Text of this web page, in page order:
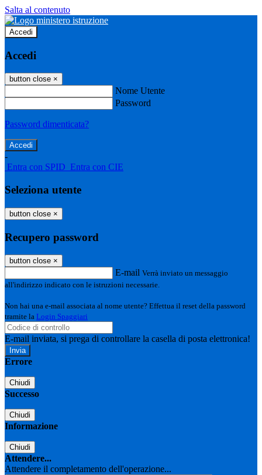
Salta al contenuto
Accedi
Accedi
button close ×
Nome Utente
Password
Password dimenticata?
-
Entra con SPID Entra con CIE
Seleziona utente
button close ×
Recupero password
button close ×
E-mail Verrà inviato un messaggio
all'indirizzo indicato con le istruzioni necessarie.
Non hai una e-mail associata al nome utente? Effettua il reset della password
tramite la Login Spaggiari
E-mail inviata, si prega di controllare la casella di posta elettronica!
Errore
Chiudi
Successo
Chiudi
Informazione
Chiudi
Attendere...
Attendere il completamento dell'operazione...